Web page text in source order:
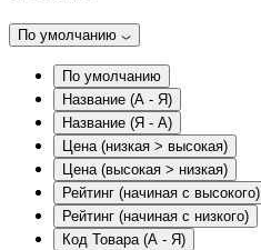
По умолчанию
По умолчанию
Название (А - Я)
Название (Я - А)
Цена (низкая > высокая)
Цена (высокая > низкая)
Рейтинг (начиная с высокого)
Рейтинг (начиная с низкого)
Код Товара (А - Я)